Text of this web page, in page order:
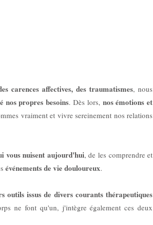
carences affectives, des traumatismes, nous
nos propres besoins. Dès lors, nos émotions et
vraiment et vivre sereinement nos relations
vous nuisent aujourd'hui, de les comprendre et
événements de vie douloureux.
outils issus de divers courants thérapeutiques
ne font qu'un, j'intègre également ces deux